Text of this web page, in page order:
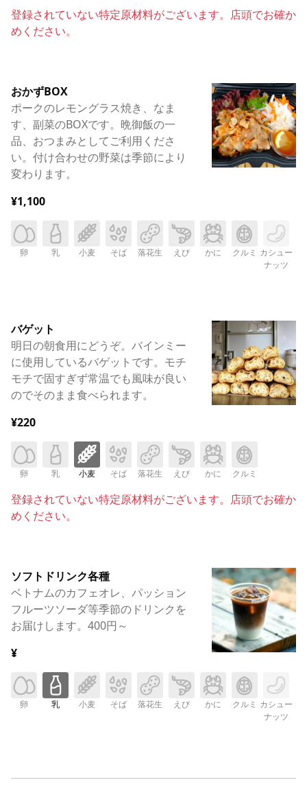
登録されていない特定原材料がございます。店頭でお確か
めください。
おかずBOX
ポークのレモングラス焼き、なま
す、副菜のBOXです。晩御飯の一
品、おつまみとしてご利用くださ
い。付け合わせの野菜は季節により
変わります。
¥1,100
卵 乳 小麦 そば 落花生 えび かに クルミ カシュー
ナッツ
バゲット
明日の朝食用にどうぞ。バインミー
に使用しているバゲットです。モチ
モチで固すぎず常温でも風味が良い
のでそのまま食べられます。
¥220
卵 乳 小麦 そば 落花生 えび かに クルミ
登録されていない特定原材料がございます。店頭でお確か
めください。
ソフトドリンク各種
ベトナムのカフェオレ、パッション
フルーツソーダ等季節のドリンクを
お届けします。400円～
¥
卵 乳 小麦 そば 落花生 えび かに クルミ カシュー
ナッツ